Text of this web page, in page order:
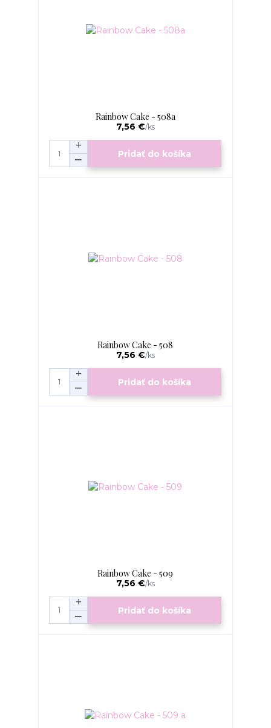
Rainbow Cake - 508a
7,56 €/ks
Pridať do košíka
Rainbow Cake - 508
7,56 €/ks
Pridať do košíka
Rainbow Cake - 509
7,56 €/ks
Pridať do košíka